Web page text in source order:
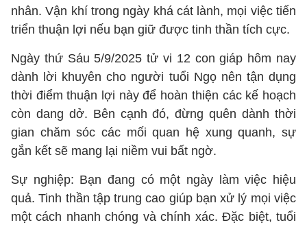
nhân. Vận khí trong ngày khá cát lành, mọi việc tiến
triển thuận lợi nếu bạn giữ được tinh thần tích cực.
Ngày thứ Sáu 5/9/2025 tử vi 12 con giáp hôm nay
dành lời khuyên cho người tuổi Ngọ nên tận dụng
thời điểm thuận lợi này để hoàn thiện các kế hoạch
còn dang dở. Bên cạnh đó, đừng quên dành thời
gian chăm sóc các mối quan hệ xung quanh, sự
gắn kết sẽ mang lại niềm vui bất ngờ.
Sự nghiệp: Bạn đang có một ngày làm việc hiệu
quả. Tinh thần tập trung cao giúp bạn xử lý mọi việc
một cách nhanh chóng và chính xác. Đặc biệt, tuổi